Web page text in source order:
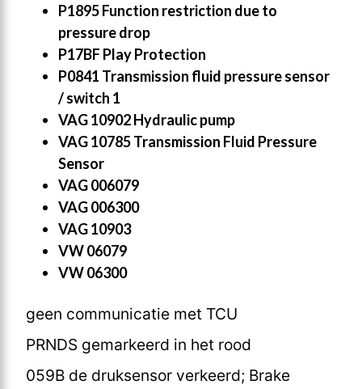
P1895 Function restriction due to
pressure drop
P17BF Play Protection
P0841 Transmission fluid pressure sensor
/ switch 1
VAG 10902 Hydraulic pump
VAG 10785 Transmission Fluid Pressure
Sensor
VAG 006079
VAG 006300
VAG 10903
VW 06079
VW 06300
geen communicatie met TCU
PRNDS gemarkeerd in het rood
059B de druksensor verkeerd; Brake